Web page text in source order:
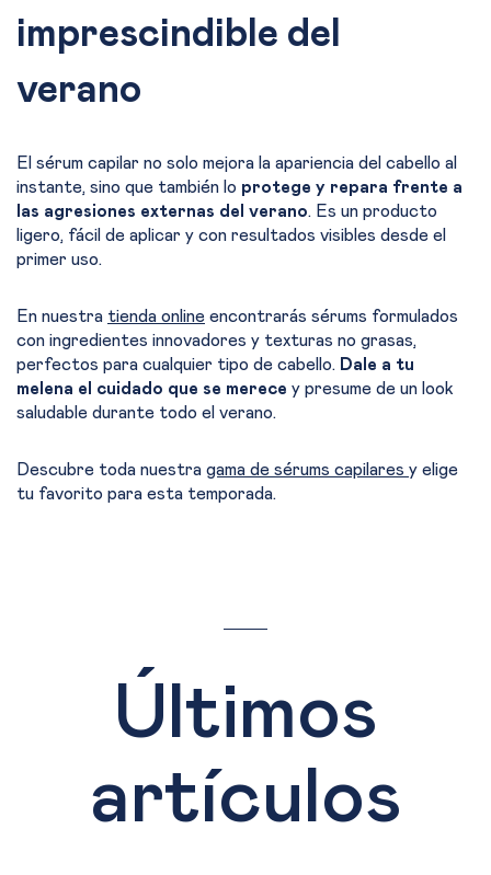
imprescindible del
verano
El sérum capilar no solo mejora la apariencia del cabello al
instante, sino que también lo protege y repara frente a
las agresiones externas del verano. Es un producto
ligero, fácil de aplicar y con resultados visibles desde el
primer uso.
En nuestra tienda online encontrarás sérums formulados
con ingredientes innovadores y texturas no grasas,
perfectos para cualquier tipo de cabello. Dale a tu
melena el cuidado que se merece y presume de un look
saludable durante todo el verano.
Descubre toda nuestra gama de sérums capilares y elige
tu favorito para esta temporada.
Últimos
artículos